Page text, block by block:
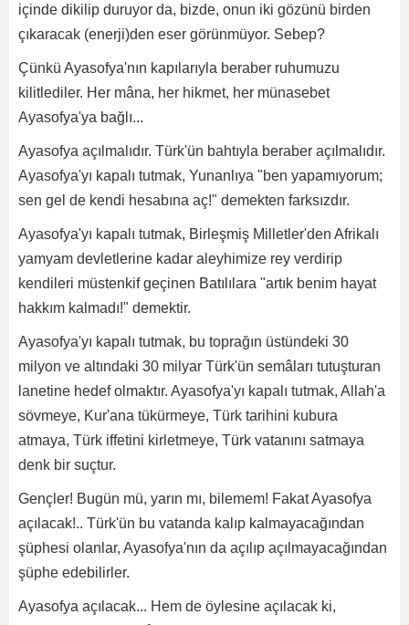
içinde dikilip duruyor da, bizde, onun iki gözünü birden
çıkaracak (enerji)den eser görünmüyor. Sebep?
Çünkü Ayasofya'nın kapılarıyla beraber ruhumuzu
kilitlediler. Her mâna, her hikmet, her münasebet
Ayasofya'ya bağlı...
Ayasofya açılmalıdır. Türk'ün bahtıyla beraber açılmalıdır.
Ayasofya'yı kapalı tutmak, Yunanlıya "ben yapamıyorum;
sen gel de kendi hesabına aç!" demekten farksızdır.
Ayasofya'yı kapalı tutmak, Birleşmiş Milletler'den Afrikalı
yamyam devletlerine kadar aleyhimize rey verdirip
kendileri müstenkif geçinen Batılılara "artık benim hayat
hakkım kalmadı!" demektir.
Ayasofya'yı kapalı tutmak, bu toprağın üstündeki 30
milyon ve altındaki 30 milyar Türk'ün semâları tutuşturan
lanetine hedef olmaktır. Ayasofya'yı kapalı tutmak, Allah'a
sövmeye, Kur'ana tükürmeye, Türk tarihini kubura
atmaya, Türk iffetini kirletmeye, Türk vatanını satmaya
denk bir suçtur.
Gençler! Bugün mü, yarın mı, bilemem! Fakat Ayasofya
açılacak!.. Türk'ün bu vatanda kalıp kalmayacağından
şüphesi olanlar, Ayasofya'nın da açılıp açılmayacağından
şüphe edebilirler.
Ayasofya açılacak... Hem de öylesine açılacak ki,